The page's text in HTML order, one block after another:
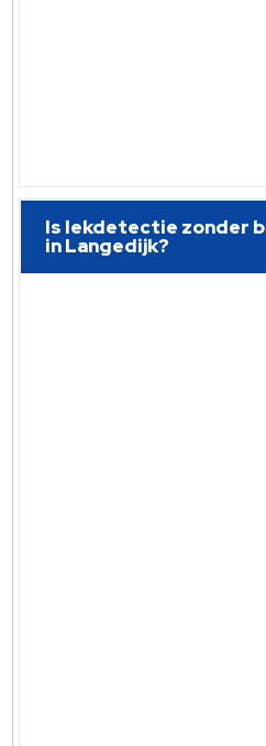
Is lekdetectie zonder
in Langedijk?